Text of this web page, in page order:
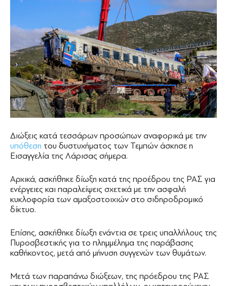
Διώξεις κατά τεσσάρων προσώπων αναφορικά με την
υπόθεση του δυστυχήματος των Τεμπών άσκησε η
Εισαγγελία της Λάρισας σήμερα.
Αρχικά, ασκήθηκε δίωξη κατά της προέδρου της ΡΑΣ για
ενέργειες και παραλείψεις σχετικά με την ασφαλή
κυκλοφορία των αμαξοστοιχιών στο σιδηροδρομικό
δίκτυο.
Επίσης, ασκήθηκε δίωξη ενάντια σε τρεις υπαλλήλους της
Πυροσβεστικής για το πλημμέλημα της παράβασης
καθήκοντος, μετά από μήνυση συγγενών των θυμάτων.
Μετά των παραπάνω διώξεων, της πρόεδρου της ΡΑΣ